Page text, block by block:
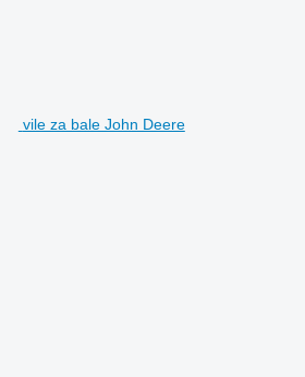
vile za bale John Deere